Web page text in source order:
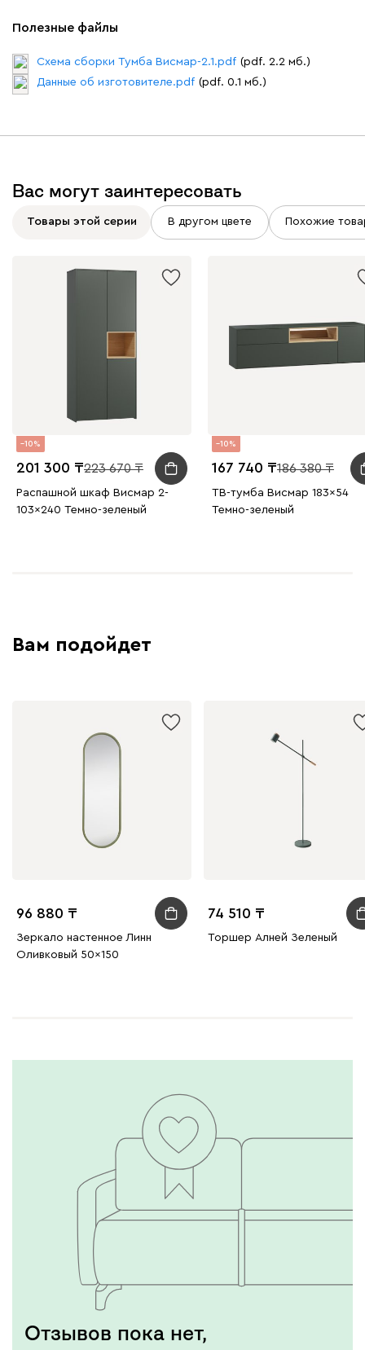
Полезные файлы
Схема сборки Тумба Висмар-2.1.pdf (pdf. 2.2 мб.)
Данные об изготовителе.pdf (pdf. 0.1 мб.)
Вас могут заинтересовать
Товары этой серии В другом цвете Похожие
10
201 300 223 670
Распашной шкаф Висмар 2-
103x240 Темно-зеленый
10
167 740 186 380
ТВ-тумба Висмар 183x54
Темно-зеленый
Вам подойдет
96 880
Зеркало настенное Линн
Оливковый 50x150
74 510
Торшер Алней Зеленый
Отзывов пока нет,